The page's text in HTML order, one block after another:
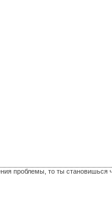
проблемы, то ты становишься